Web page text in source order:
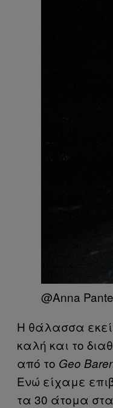
@Anna
Η θάλασσα
καλή και το
από το Geo
Ενώ είχαμε
τα 30 άτομα